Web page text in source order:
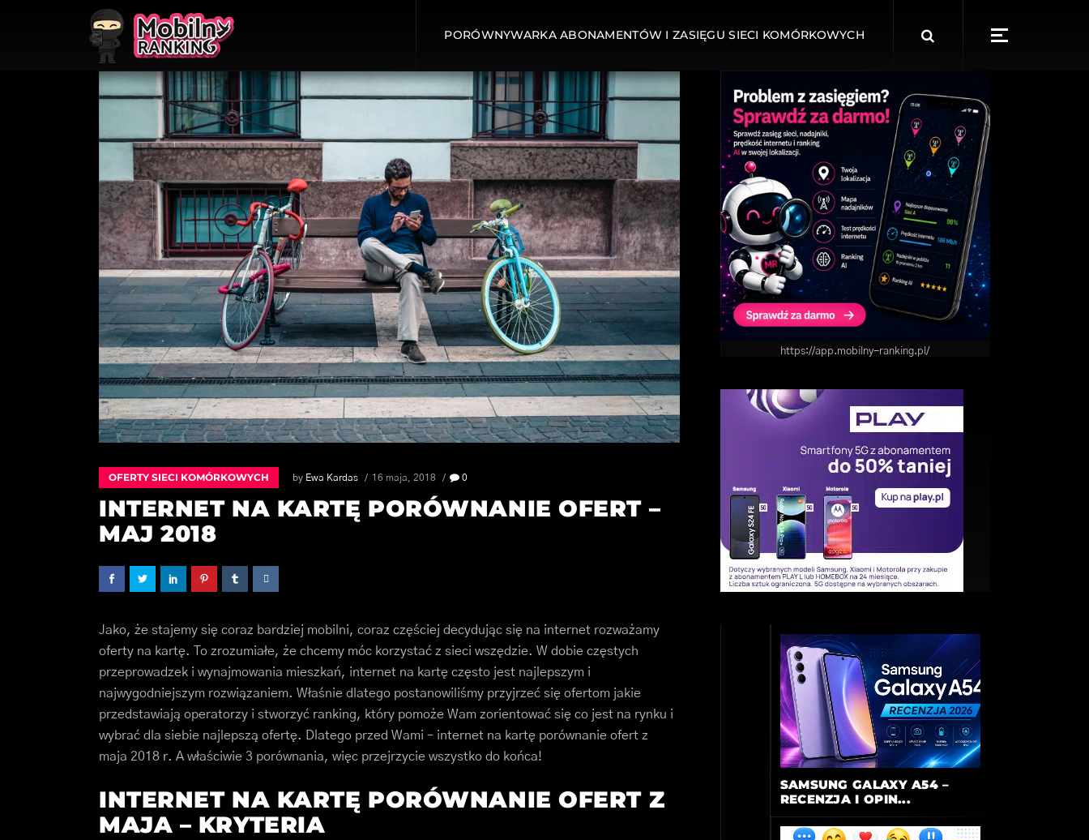
PORÓWNYWARKA ABONAMENTÓW I ZASIĘGU SIECI KOMÓRKOWYCH
for:
OFERTY SIECI KOMÓRKOWYCH by Ewa Kardas 16 maja, 2018 0
INTERNET NA KARTĘ PORÓWNANIE OFERT –
MAJ 2018
Jako, że stajemy się coraz bardziej mobilni, coraz częściej decydując się na internet rozważamy
oferty na kartę. To zrozumiałe, że chcemy móc korzystać z sieci wszędzie. W dobie częstych
przeprowadzek i wynajmowania mieszkań, internet na kartę często jest najlepszym i
najwygodniejszym rozwiązaniem. Właśnie dlatego postanowiliśmy przyjrzeć się ofertom jakie
przedstawiają operatorzy i stworzyć ranking, który pomoże Wam zorientować się co jest na rynku i
wybrać dla siebie najlepszą ofertę. Dlatego przed Wami – internet na kartę porównanie ofert z
maja 2018 r. A właściwie 3 porównania, więc przejrzycie wszystko do końca!
INTERNET NA KARTĘ PORÓWNANIE OFERT Z
MAJA – KRYTERIA
https://app.mobilny-ranking.pl/
SAMSUNG GALAXY A54 –
RECENZJA I OPIN...